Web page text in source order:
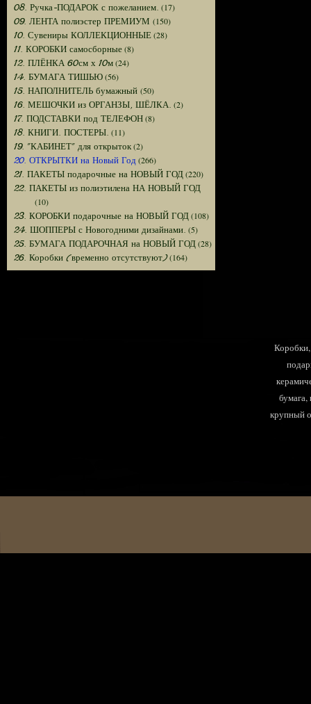
08. Ручка-ПОДАРОК с пожеланием. (17)
09. ЛЕНТА полиэстер ПРЕМИУМ (150)
10. Сувениры КОЛЛЕКЦИОННЫЕ(28)
11. КОРОБКИ самосборные(8)
12. ПЛЁНКА 60см х 10м(24)
14. БУМАГА ТИШЬЮ(56)
15. НАПОЛНИТЕЛЬ бумажный (50)
16. МЕШОЧКИ из ОРГАНЗЫ, ШЁЛКА. (2)
17. ПОДСТАВКИ под ТЕЛЕФОН(8)
18. КНИГИ. ПОСТЕРЫ. (11)
19. "КАБИНЕТ" для открыток(2)
20. ОТКРЫТКИ на Новый Год (266)
21. ПАКЕТЫ подарочные на НОВЫЙ ГОД(220)
22. ПАКЕТЫ из полиэтилена НА НОВЫЙ ГОД
(10)
23. КОРОБКИ подарочные на НОВЫЙ ГОД(108)
24. ШОППЕРЫ с Новогодними дизайнами. (5)
25. БУМАГА ПОДАРОЧНАЯ на НОВЫЙ ГОД(28)
26. Коробки (временно отсутствуют)(164)
крупный